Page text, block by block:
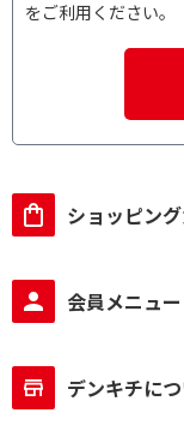
をご利用ください。
ショッピン
会員メニュー
デンキチに